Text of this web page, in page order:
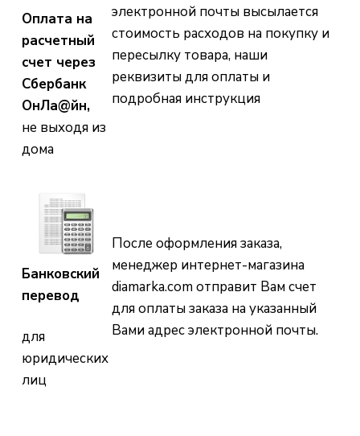
Оплата на
расчетный
счет через
Сбербанк
ОнЛа@йн,
не выходя из
дома
электронной почты высылается
стоимость расходов на покупку и
пересылку товара, наши
реквизиты для оплаты и
подробная инструкция
Банковский
перевод
для
юридических
лиц
После оформления заказа,
менеджер интернет-магазина
diamarka.comотправит Вам счет
для оплаты заказа на указанный
Вами адрес электронной почты.